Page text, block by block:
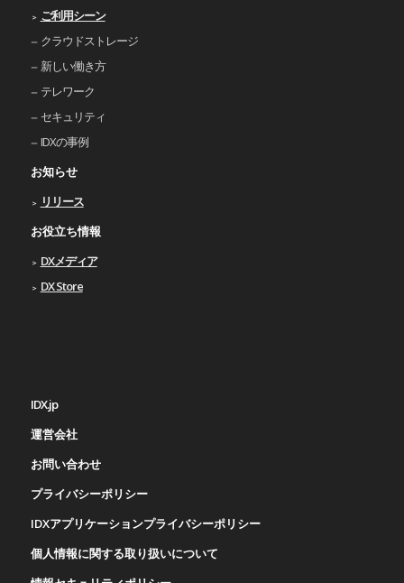
ご利⽤シーン
クラウドストレージ
新しい働き⽅
テレワーク
セキュリティ
IDXの事例
お知らせ
リリース
お役立ち情報
DXメディア
DX Store
IDX.jp
運営会社
お問い合わせ
プライバシーポリシー
IDXアプリケーションプライバシーポリシー
個人情報に関する取り扱いについて